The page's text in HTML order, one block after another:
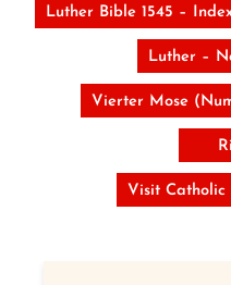
Luther Bible 1545 –
Luther –
Vierter Mose
Visit